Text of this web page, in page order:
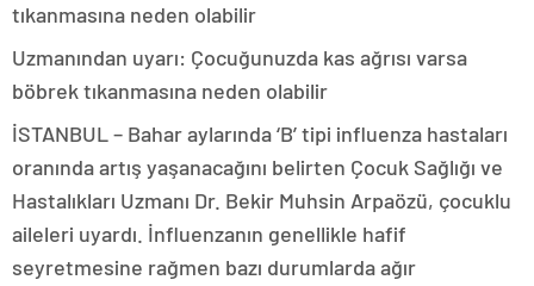
tıkanmasına neden olabilir
Uzmanından uyarı: Çocuğunuzda kas ağrısı varsa
böbrek tıkanmasına neden olabilir
İSTANBUL – Bahar aylarında ‘B’ tipi influenza hastaları
oranında artış yaşanacağını belirten Çocuk Sağlığı ve
Hastalıkları Uzmanı Dr. Bekir Muhsin Arpaözü, çocuklu
aileleri uyardı. İnfluenzanın genellikle hafif
seyretmesine rağmen bazı durumlarda ağır